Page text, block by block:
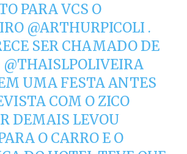
PARA VCS O
@ARTHURPICOLI .
SER CHAMADO DE
@THAISLPOLIVEIRA
UMA FESTA ANTES
COM O ZICO
DEMAIS LEVOU
O CARRO E O